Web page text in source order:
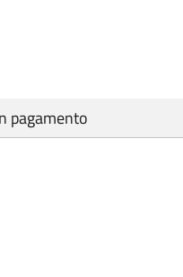
pagamento